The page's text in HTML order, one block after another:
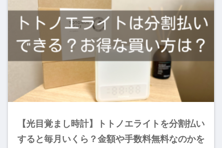
【光目覚まし時計】トトノエライトを分割払い
すると毎月いくら？金額や手数料無料なのかを